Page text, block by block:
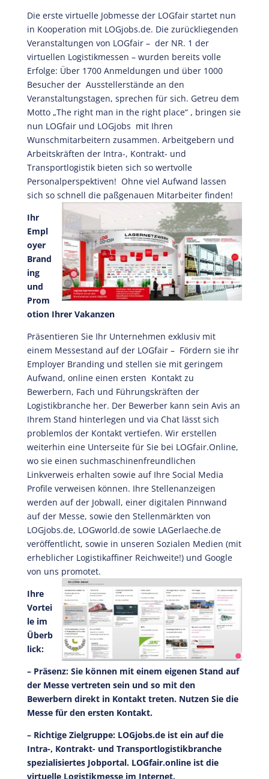
Die erste virtuelle Jobmesse der LOGfair startet nun
in Kooperation mit LOGjobs.de. Die zurückliegenden
Veranstaltungen von LOGfair – der NR. 1 der
virtuellen Logistikmessen – wurden bereits volle
Erfolge: Über 1700 Anmeldungen und über 1000
Besucher der Ausstellerstände an den
Veranstaltungstagen, sprechen für sich. Getreu dem
Motto „The right man in the right place“ , bringen sie
nun LOGfair und LOGjobs mit Ihren
Wunschmitarbeitern zusammen. Arbeitgebern und
Arbeitskräften der Intra-, Kontrakt- und
Transportlogistik bieten sich so wertvolle
Personalperspektiven! Ohne viel Aufwand lassen
sich so schnell die paßgenauen Mitarbeiter finden!
Ihr
Empl
oyer
Brand
ing
und
Prom
otion Ihrer Vakanzen
Präsentieren Sie Ihr Unternehmen exklusiv mit
einem Messestand auf der LOGfair – Fördern sie ihr
Employer Branding und stellen sie mit geringem
Aufwand, online einen ersten Kontakt zu
Bewerbern, Fach und Führungskräften der
Logistikbranche her. Der Bewerber kann sein Avis an
Ihrem Stand hinterlegen und via Chat lässt sich
problemlos der Kontakt vertiefen. Wir erstellen
weiterhin eine Unterseite für Sie bei LOGfair.Online,
wo sie einen suchmaschinenfreundlichen
Linkverweis erhalten sowie auf Ihre Social Media
Profile verweisen können. Ihre Stellenanzeigen
werden auf der Jobwall, einer digitalen Pinnwand
auf der Messe, sowie den Stellenmärkten von
LOGjobs.de, LOGworld.de sowie LAGerlaeche.de
veröffentlicht, sowie in unseren Sozialen Medien (mit
erheblicher Logistikaffiner Reichweite!) und Google
von uns promotet.
Ihre
Vortei
le im
Überb
lick:
– Präsenz: Sie können mit einem eigenen Stand auf
der Messe vertreten sein und so mit den
Bewerbern direkt in Kontakt treten. Nutzen Sie die
Messe für den ersten Kontakt.
– Richtige Zielgruppe: LOGjobs.de ist ein auf die
Intra-, Kontrakt- und Transportlogistikbranche
spezialisiertes Jobportal. LOGfair.online ist die
virtuelle Logistikmesse im Internet.